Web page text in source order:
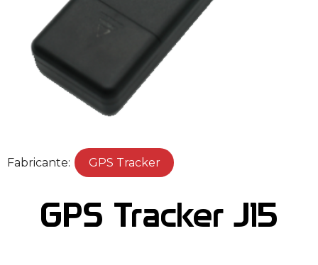
Fabricante: GPS Tracker
GPS Tracker J15